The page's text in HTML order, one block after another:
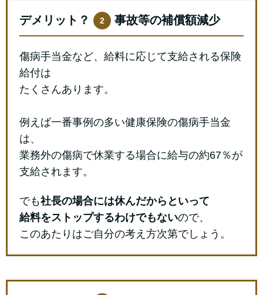
デメリット？ 2 事故等の補償額減少
傷病手当金など、給料に応じて支給される保険
給付は
たくさんあります。
例えば一番事例の多い健康保険の傷病手当金
は、
業務外の傷病で休業する場合に給与の約67％が
支給されます。
でも社長の場合には休んだからといって
給料をストップするわけでもないので、
このあたりはご自分の考え方次第でしょう。